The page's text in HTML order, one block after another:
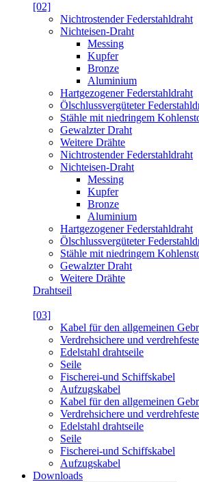
[02]
Nichtrostender Federstahldraht
Nichteisen-Draht
Messing
Kupfer
Bronze
Aluminium
Hartgezogener Federstahldraht
Ölschlussvergüteter
Stähle mit niedringem
Gewalzter Draht
Weitere Drähte
Nichtrostender Federstahldraht
Nichteisen-Draht
Messing
Kupfer
Bronze
Aluminium
Hartgezogener Federstahldraht
Ölschlussvergüteter
Stähle mit niedringem
Gewalzter Draht
Weitere Drähte
Drahtseil
[03]
Kabel für den allgemeinen
Verdrehsichere und
Edelstahl drahtseile
Seile
Fischerei-und Schiffskabel
Aufzugskabel
Kabel für den allgemeinen
Verdrehsichere und
Edelstahl drahtseile
Seile
Fischerei-und Schiffskabel
Aufzugskabel
Downloads